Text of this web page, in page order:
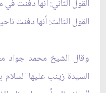
القول الثاني: أنها دفنت
القول الثالث: أنها دفنت
وقال الشيخ محمد جواد
السيدة زينب عليها